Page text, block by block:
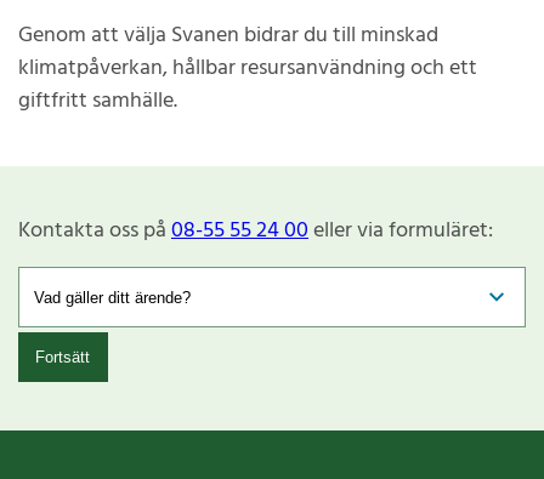
Genom att välja Svanen bidrar du till minskad
klimatpåverkan, hållbar resursanvändning och ett
giftfritt samhälle.
Kontakta oss på08-55 55 24 00eller via formuläret:
Fortsätt